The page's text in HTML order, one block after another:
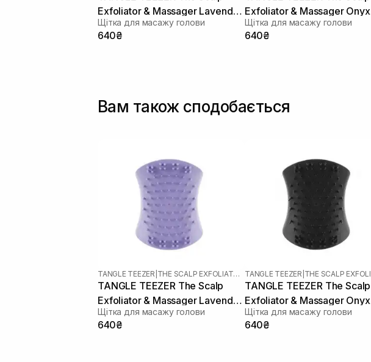
Exfoliator & Massager Lavender
Lite
Щітка для масажу голови
640₴
Exfoliator & Massager Onyx
Black
Щітка для масажу голови
640₴
Вам також сподобається
TANGLE TEEZER THE SCALP EXFOLIATOR AND MASSAGER
TANGLE TEEZER The Scalp
Exfoliator & Massager Lavender
Lite
Щітка для масажу голови
640₴
TANGLE TEEZER
TANGLE TEEZER The Scalp
Exfoliator & Massager Onyx
Black
Щітка для масажу голови
640₴